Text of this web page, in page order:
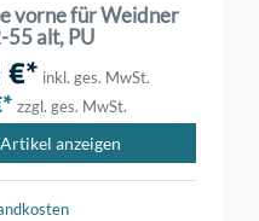
vorne für Weidner
55 alt, PU
€* inkl. ges. MwSt.
zzgl. ges. MwSt.
Artikel anzeigen